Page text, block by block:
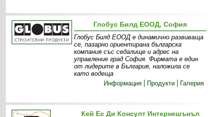
Глобус Билд ЕООД, София
Глобус Билд ЕООД е динамично развиваща
се, пазарно ориентирана българска
компания със седалище и адрес на
управление град София. Фирмата е един
от лидерите в България, наложила се
като водеща
Информация
Продукти Галерия
Кей Ес Ди Консулт Интернешънъл